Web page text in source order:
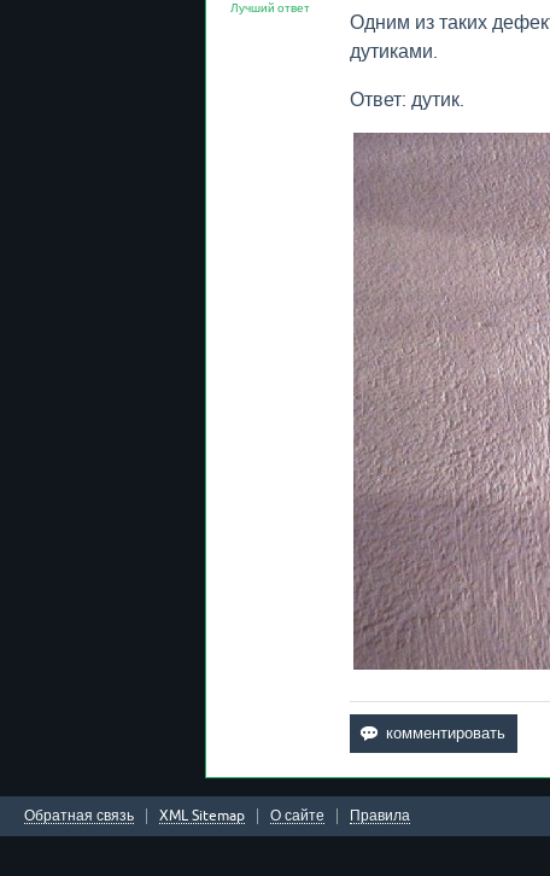
Лучший ответ
Одним из таких
дутиками.
Ответ: дутик.
Обратная связь XML Sitemap О сайте Правила